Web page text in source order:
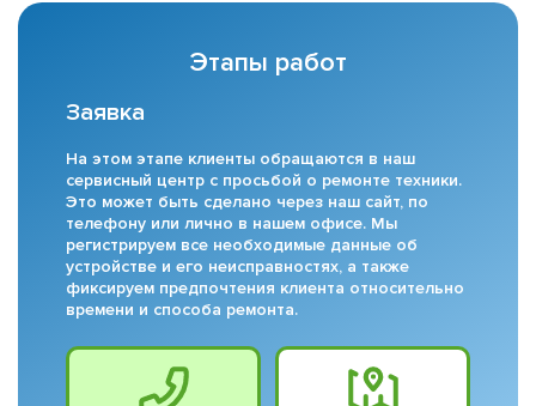
Этапы работ
Заявка
На этом этапе клиенты обращаются в наш
сервисный центр с просьбой о ремонте техники.
Это может быть сделано через наш сайт, по
телефону или лично в нашем офисе. Мы
регистрируем все необходимые данные об
устройстве и его неисправностях, а также
фиксируем предпочтения клиента относительно
времени и способа ремонта.